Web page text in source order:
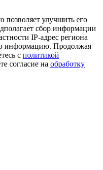
позволяет улучшить его
сбор информации
IP-адрес региона
информацию. Продолжая
с политикой
согласие на обработку